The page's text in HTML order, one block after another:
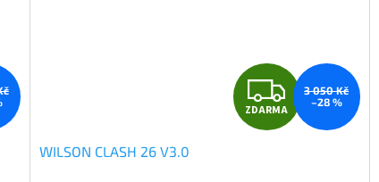
Z
D
ZDARMA
3 050 Kč
–28 %
WILSON CLASH 26 V3.0